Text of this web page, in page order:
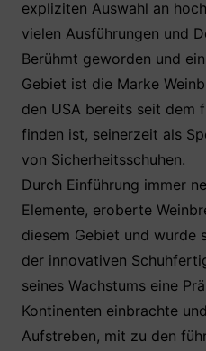
e
b
o
o
k
er s
A
p
p
e
st
expliziten Auswahl an
vielen Ausführungen und
Berühmt geworden und
Gebiet ist die Marke
den USA bereits seit dem
finden ist, seinerzeit als
von Sicherheitsschuhen.
Durch Einführung immer
Elemente, eroberte
diesem Gebiet und wurde
der innovativen
seines Wachstums eine
Kontinenten einbrachte
Aufstreben, mit zu den